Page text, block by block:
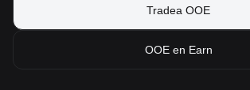
Tradea OOE
OOE en Earn